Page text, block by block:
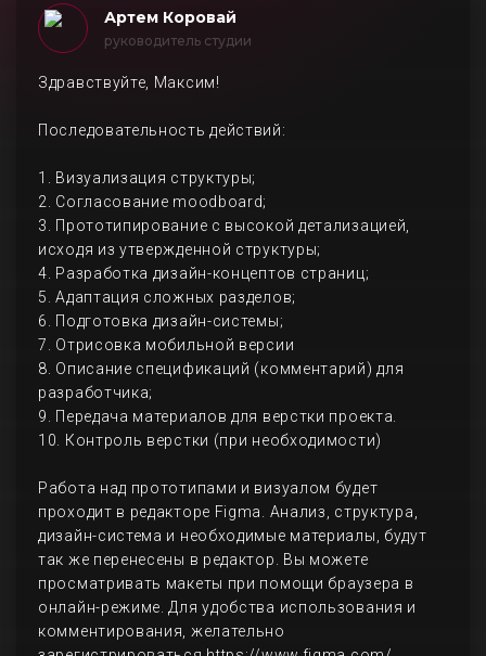
Артем Коровай
руководитель студии
Здравствуйте, Максим!
Последовательность действий:
1. Визуализация структуры;
2. Согласование moodboard;
3. Прототипирование с высокой детализацией,
исходя из утвержденной структуры;
4. Разработка дизайн-концептов страниц;
5. Адаптация сложных разделов;
6. Подготовка дизайн-системы;
7. Отрисовка мобильной версии
8. Описание спецификаций (комментарий) для
разработчика;
9. Передача материалов для верстки проекта.
10. Контроль верстки (при необходимости)
Работа над прототипами и визуалом будет
проходит в редакторе Figma. Анализ, структура,
дизайн-система и необходимые материалы, будут
так же перенесены в редактор. Вы можете
просматривать макеты при помощи браузера в
онлайн-режиме. Для удобства использования и
комментирования, желательно